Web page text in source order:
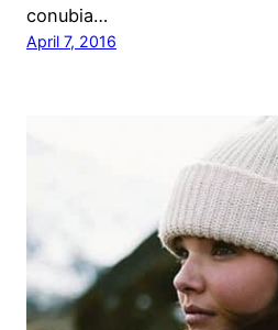
conubia…
April 7, 2016